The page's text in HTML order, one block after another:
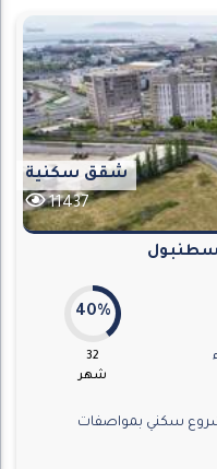
شقق سكنية
11437
40%
32
شهر
سكني بمواصفات